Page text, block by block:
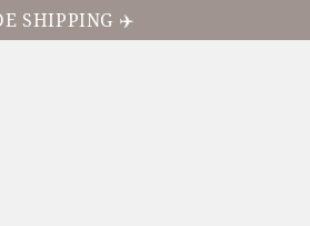
SHIPPING ✈️